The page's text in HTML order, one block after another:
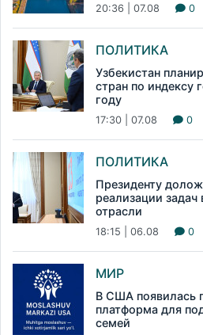
20:36 | 07.08 0
ПОЛИТИКА
Узбекистан
стран по индексу
году
17:30 | 07.08 0
ПОЛИТИКА
Президенту
реализации задач
отрасли
18:15 | 06.08 0
МИР
В США появилась
платформа для
семей